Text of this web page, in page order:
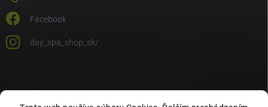
Facebook
day_spa_shop_sk/